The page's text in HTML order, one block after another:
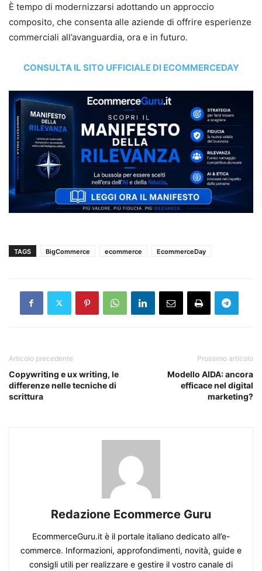
È tempo di modernizzarsi adottando un approccio
composito, che consenta alle aziende di offrire esperienze
commerciali all’avanguardia, ora e in futuro.
CONSULTA IL SITO UFFICIALE DI ECOMMERCEDAY
TAGS BigCommerce ecommerce EcommerceDay
Articolo precedente
Copywriting e ux writing, le
differenze nelle tecniche di
scrittura
Prossimo articolo
Modello AIDA: ancora
efficace nel digital
marketing?
Redazione Ecommerce Guru
EcommerceGuru.it è il portale italiano dedicato all’e-
commerce. Informazioni, approfondimenti, novità, guide e
consigli utili per realizzare e gestire il vostro canale di